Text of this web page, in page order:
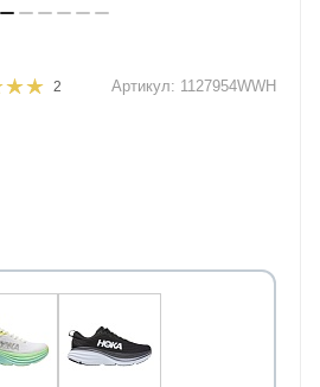
2 Артикул: 1127954WWH